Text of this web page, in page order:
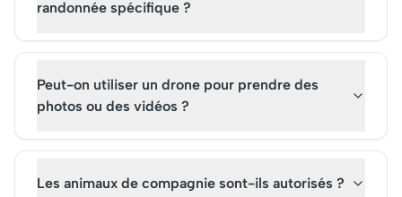
randonnée spécifique ?
Peut-on utiliser un drone pour prendre des
photos ou des vidéos ?
Les animaux de compagnie sont-ils autorisés ?